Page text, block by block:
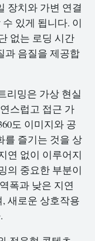
장치와 가변 연결
있게 됩니다. 이
없는 로딩 시간
과 음질을 제공합
리밍은 가상 현실
스럽고 접근 가
도 이미지와 공
를 즐기는 것을 상
연 없이 이루어지
의 중요한 부분이
폭과 낮은 지연
새로운 상호작용